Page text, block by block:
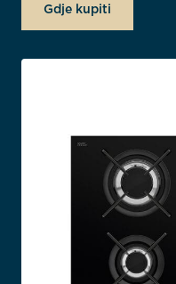
Gdje kupiti